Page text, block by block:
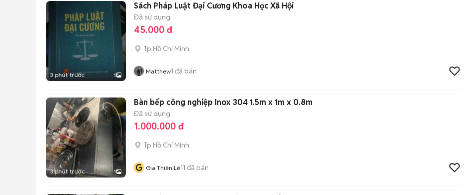
3 phút trước 1
Sách Pháp Luật Đại Cương Khoa Học Xã Hội
Đã sử dụng
45.000 đ
Tp Hồ Chí Minh
Matthew1 đã bán
3 phút trước 1
Bàn bếp công nghiệp Inox 304 1.5m x 1m x 0.8m
Đã sử dụng
1.000.000 đ
Tp Hồ Chí Minh
G Gia Thiên Lê11 đã bán